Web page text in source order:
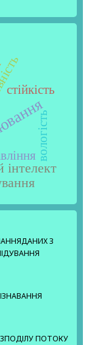
вологість
стійкість
З
ПОТОКУ